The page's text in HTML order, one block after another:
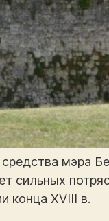
мэра
сильных
конца XVIII в.